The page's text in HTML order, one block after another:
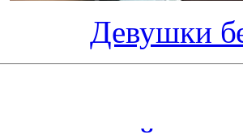
Девушки